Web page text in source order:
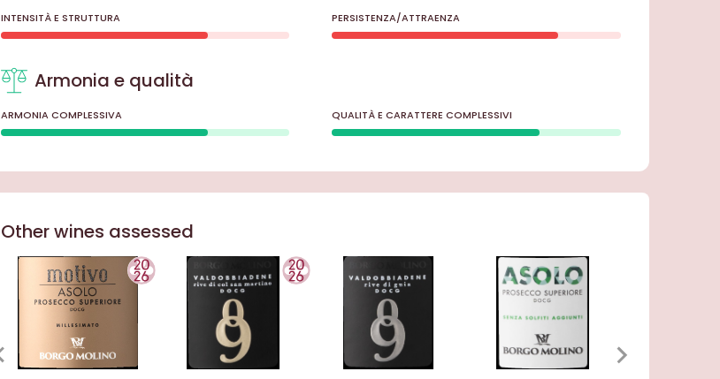
INTENSITÀ E STRUTTURA PERSISTENZA/ATTRAENZA
Armonia e qualità
ARMONIA COMPLESSIVA QUALITÀ E CARATTERE COMPLESSIVI
Other wines assessed